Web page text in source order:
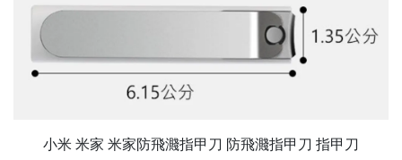
小米 米家 米家防飛濺指甲刀 防飛濺指甲刀 指甲刀